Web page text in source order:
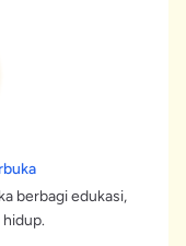
berbagi edukasi,